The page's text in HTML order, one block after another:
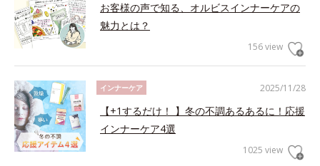
お客様の声で知る、オルビスインナーケアの
魅力とは？
156 view
2025/11/28
インナーケア
【+1するだけ！ 】冬の不調あるあるに！応援
インナーケア4選
1025 view